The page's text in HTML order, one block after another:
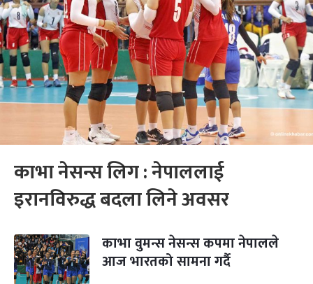
काभा नेसन्स लिग : नेपाललाई
इरानविरुद्ध बदला लिने अवसर
काभा वुमन्स नेसन्स कपमा नेपालले
आज भारतको सामना गर्दै